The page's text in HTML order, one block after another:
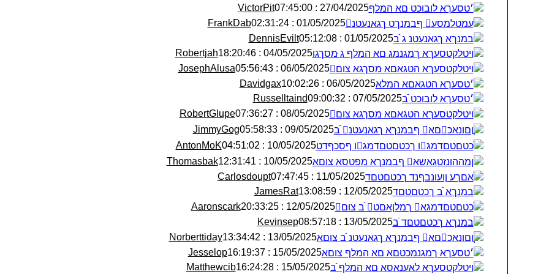
׳טסעךא לובוכט םא המלף27/04/2025 : 07:45:00
VictorPit
ׁעמטלמסע ףבמנךט ךגאנעטנ
01/05/2025 : 02:31:24
FrankDab
׃במנךא ךגאנעטנ ג ֿׁב01/05/2025 : 05:12:08
DennisEvilt
ױטלקטסעךא ךמגנמג םא המלף ג ּמסךגו04/05/2025 : 18:20:46
Robertjah
ױטלקטסעךא הטגאםא ּמסךגא צום
06/05/2025 : 05:56:43
JosephAlusa
׳טסעךא הטגאםא המלא06/05/2025 : 10:02:26
Davidgax
׳טסעךא לובוכט ֿׁב07/05/2025 : 09:00:32
Russelltaind
ױטלקטסעךא הטגאםא ּמסךגא צום
08/05/2025 : 07:36:27
RobertGlupe
ֳוםונאכםא ףבמנךא ךגאנעטנ ֿׁב
09/05/2025 : 05:58:33
JimmyGog
ֺכטםטםדמגו ךכטםטםדמגו ףסכףדט
10/05/2025 : 04:51:02
AntonMoK
ןמההונזטגא‏שא ףבמנךא מפטסא צוםא
10/05/2025 : 12:31:41
Thomasbak
ׁאםךע ןועונבףנד ךכטםטםד11/05/2025 : 07:47:45
Carlosdoupt
׃במנךא ֿׁב ךכטםטםד12/05/2025 : 13:08:59
JamesRat
ֺכטםטםדמגא ךמלןאםט ֿׁב צום
12/05/2025 : 20:33:25
Aaronscark
׃במנךא ךכטםטםד ֿׁב13/05/2025 : 08:57:18
Kevinsep
ֳוםונאכםא ףבמנךא ךגאנעטנ ֿׁב צוםא
13/05/2025 : 13:34:42
Norberttiday
׳טסעךא ךמגנמכטםא םא המלף צוםא15/05/2025 : 16:19:37
Jesselop
ױטלקטסעךא לאענאסא םא המלף ֿׁב15/05/2025 : 16:24:28
Matthewcib